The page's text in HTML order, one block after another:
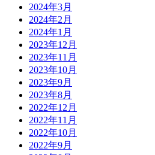
2024年3月
2024年2月
2024年1月
2023年12月
2023年11月
2023年10月
2023年9月
2023年8月
2022年12月
2022年11月
2022年10月
2022年9月